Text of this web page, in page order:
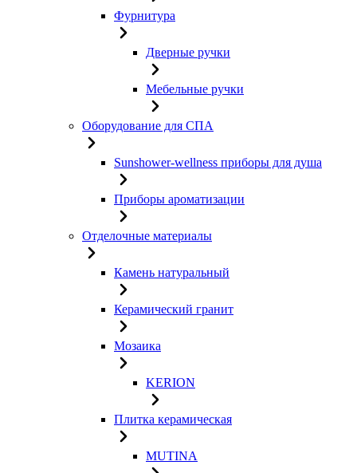
Фурнитура
Дверные ручки
Мебельные ручки
Оборудование для СПА
Sunshower-wellness приборы для душа
Приборы ароматизации
Отделочные материалы
Камень натуральный
Керамический гранит
Мозаика
KERION
Плитка керамическая
MUTINA